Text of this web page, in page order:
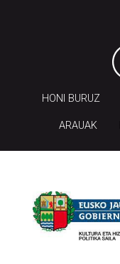
HONI BURUZ
ARAUAK